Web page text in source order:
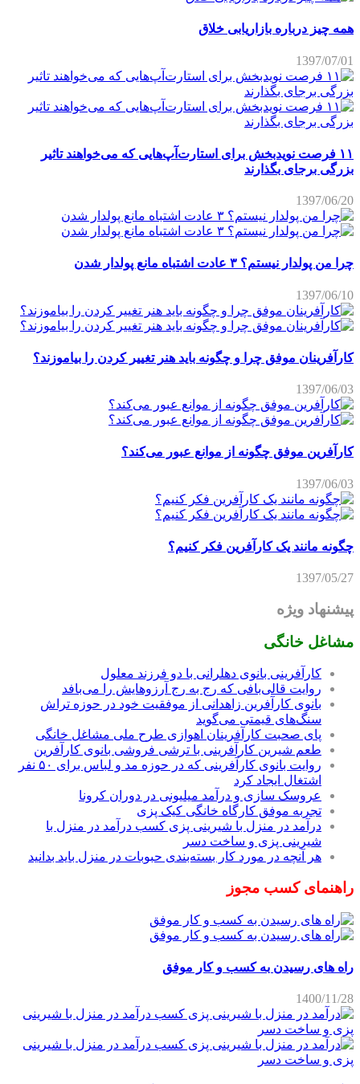
همه چیز درباره بازاریابی خلاق
1397/07/01
۱۱ فرصت نویدبخش برای استارت‌آپ‌هایی که می‌خواهند تاثیر
بزرگی برجای بگذارند
1397/06/20
چرا من پولدار نیستم؟ ۳ عادت اشتباه مانع پولدار شدن
1397/06/10
کارآفرینان موفق چرا و چگونه باید هنر تغییر کردن را بیاموزند؟
1397/06/03
کارآفرین موفق چگونه از موانع عبور می‌کند؟
1397/06/03
چگونه مانند یک کارآفرین فکر کنیم؟
1397/05/27
پیشنهاد ویژه
مشاغل خانگی
کارآفرینی بانوی دهلرانی با دو فرزند معلول
روایت قالی‌بافی که رج به رج آرزوهایش را می‌بافد
بانوی کارآفرین زاهدانی از موفقیت خود در حوزه تراش
سنگ‌های قیمتی می‌گوید
پای صحبت کارآفرینان اهوازی طرح ملی مشاغل خانگی
طعم شیرین کارآفرینی با ترشی فروشی بانوی کارآفرین
روایت بانوی کارآفرینی که در حوزه مد و لباس برای ۵۰ نفر
اشتغال ایجاد کرد
عروسک سازی و درآمد میلیونی در دوران کرونا
تجربه موفق کارگاه خانگی کیک پزی
درآمد در منزل با شیرینی پزی کسب درآمد در منزل با
شیرینی پزی و ساخت دسر
هر آنچه در مورد کار بسته‌بندی حبوبات در منزل باید بدانید
راهنمای کسب مجوز
راه های رسیدن به کسب و کار موفق
1400/11/28